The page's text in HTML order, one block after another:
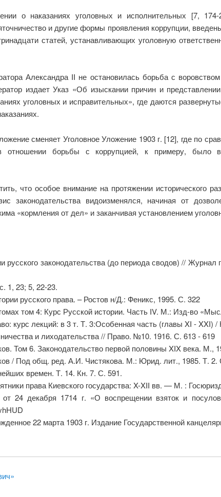
о наказаниях уголовных и исполнительных [7,
и другие формы проявления коррупции,
статей, устанавливающих уголовную
Александра II не остановилась борьба с
издает Указ «Об изыскании причин и
уголовных и исправительных», где даются
сменяет Уголовное Уложение 1903 г. [12], где по
борьбы с коррупцией, к примеру, было
что особое внимание на протяжении исторического
законодательства видоизменялся, начиная от
«кормления от дел» и заканчивая установлением
русского законодательства (до периода сводов) // Журнал
1, 23; 5, 22-23.
русского права. – Ростов н/Д.: Феникс, 1995. С. 322
том 4: Курс Русской истории. Часть IV. М.: Изд-во
курс лекций: в 3 т. Т. 3:Особенная часть (главы XI -
и лиходательства // Право. №10. 1916. С. 613 - 619
Том 6. Законодательство первой половины XIX века. М.,
/ Под общ. ред. А.И. Чистякова. М.: Юрид. лит., 1985. Т. 2.
времен. Т. 14. Кн. 7. С. 591.
права Киевского государства: X-XII вв. — М. :
24 декабря 1714 г. «О воспрещении взяток и
22 марта 1903 г. Издание Государственной